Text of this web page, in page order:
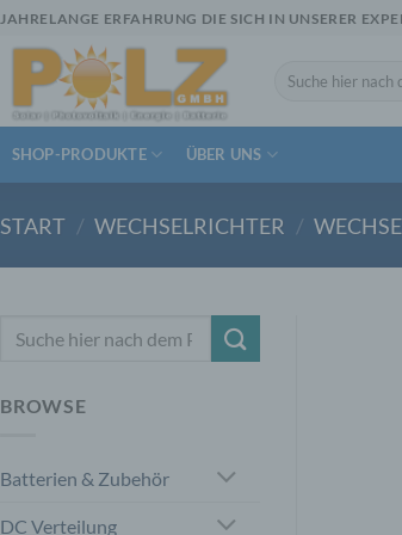
JAHRELANGE ERFAHRUNG DIE SICH IN UNSERER
Suchen
SHOP-PRODUKTE ÜBER UNS
START / WECHSELRICHTER /
BROWSE
Batterien & Zubehör
DC Verteilung